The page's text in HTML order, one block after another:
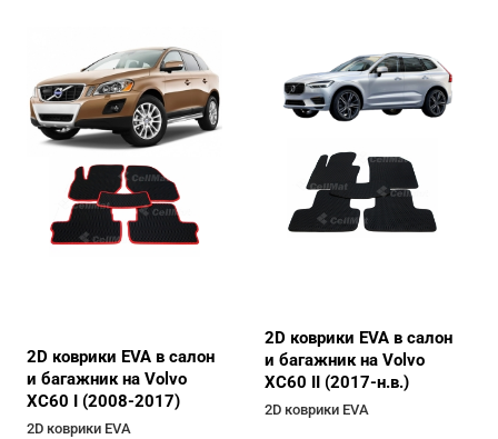
2D коврики EVA в салон
и багажник на Volvo
XC60 I (2008-2017)
2D коврики EVA
2D коврики EVA в салон
и багажник на Volvo
XC60 II (2017-н.в.)
2D коврики EVA